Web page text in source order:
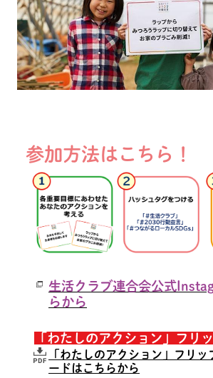
参加方法はこちら！
生活クラブ連合会公式
らから
「わたしのアクション」フリ
「わたしのアクション」フリッ
ードはこちらから